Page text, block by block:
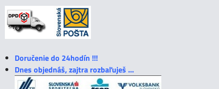
Doručenie do 24hodín !!!
Dnes objednáš, zajtra rozbaľuješ ...